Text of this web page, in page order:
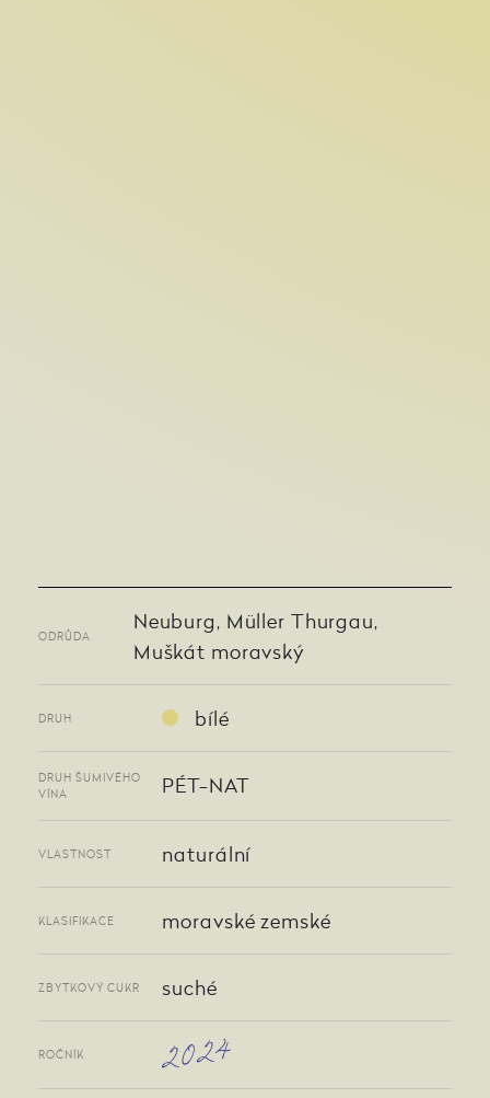
ODRŮDA
Neuburg, Müller Thurgau,
Muškát moravský
DRUH bílé
DRUH ŠUMIVÉHO
VÍNA
PÉT-NAT
VLASTNOST naturální
KLASIFIKACE moravské zemské
ZBYTKOVÝ CUKR suché
ROČNÍK 2024